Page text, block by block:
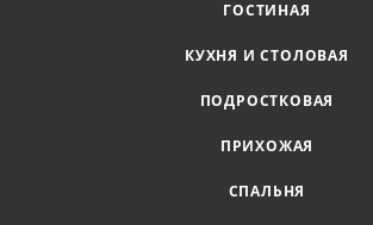
ГОСТИНАЯ
КУХНЯ И СТОЛОВАЯ
ПОДРОСТКОВАЯ
ПРИХОЖАЯ
СПАЛЬНЯ